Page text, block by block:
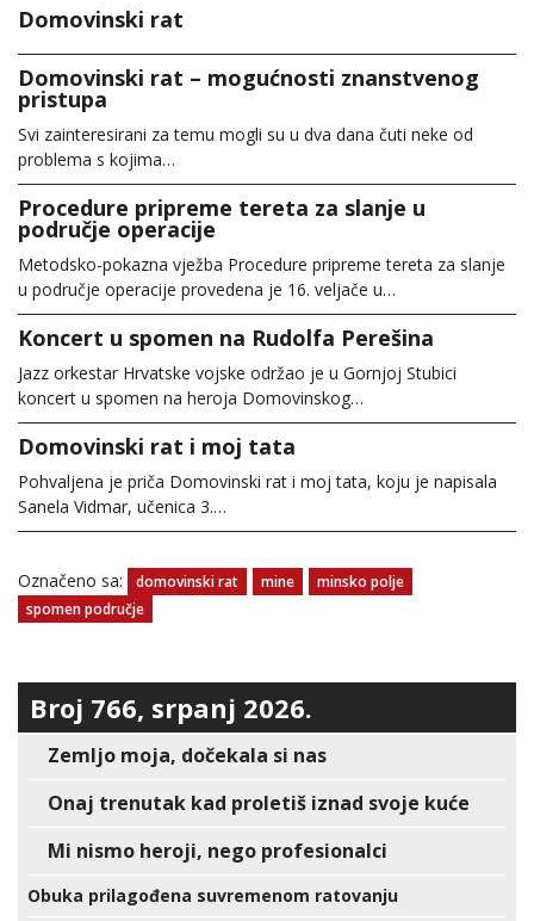
Domovinski rat
Domovinski rat – mogućnosti znanstvenog
pristupa
Svi zainteresirani za temu mogli su u dva dana čuti neke od
problema s kojima…
Procedure pripreme tereta za slanje u
područje operacije
Metodsko-pokazna vježba Procedure pripreme tereta za slanje
u područje operacije provedena je 16. veljače u…
Koncert u spomen na Rudolfa Perešina
Jazz orkestar Hrvatske vojske održao je u Gornjoj Stubici
koncert u spomen na heroja Domovinskog…
Domovinski rat i moj tata
Pohvaljena je priča Domovinski rat i moj tata, koju je napisala
Sanela Vidmar, učenica 3.…
Označeno sa: domovinski rat mine
minsko polje
spomen područje
Broj 766, srpanj 2026.
Zemljo moja, dočekala si nas
Onaj trenutak kad proletiš iznad svoje kuće
Mi nismo heroji, nego profesionalci
Obuka prilagođena suvremenom ratovanju